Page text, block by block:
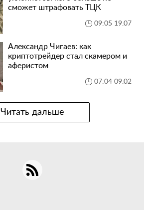
сможет штрафовать ТЦК
09:05 19.07
Александр Чигаев: как
криптотрейдер стал скамером и
аферистом
07:04 09.02
Читать дальше